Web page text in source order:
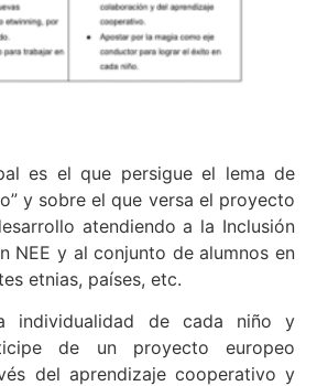
es el que persigue el lema de
y sobre el que versa el proyecto
atendiendo a la Inclusión
NEE y al conjunto de alumnos en
etnias, países, etc.
individualidad de cada niño y
de un proyecto europeo
del aprendizaje cooperativo y